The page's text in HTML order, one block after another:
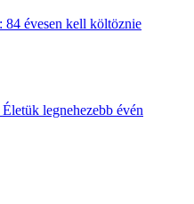
84 évesen kell költöznie
legnehezebb évén